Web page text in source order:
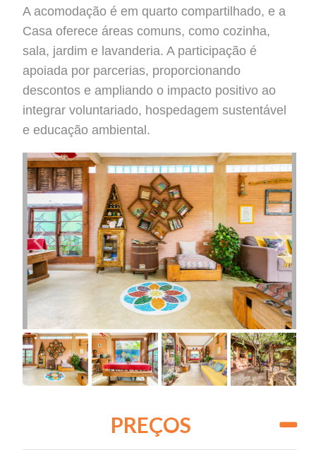
A acomodação é em quarto compartilhado, e a
Casa oferece áreas comuns, como cozinha,
sala, jardim e lavanderia. A participação é
apoiada por parcerias, proporcionando
descontos e ampliando o impacto positivo ao
integrar voluntariado, hospedagem sustentável
e educação ambiental.
PREÇOS